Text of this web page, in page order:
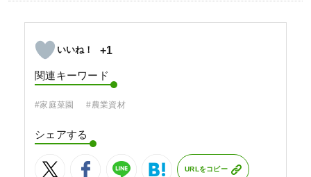
+1
関連キーワード
#家庭菜園 #農業資材
シェアする
URLをコピー